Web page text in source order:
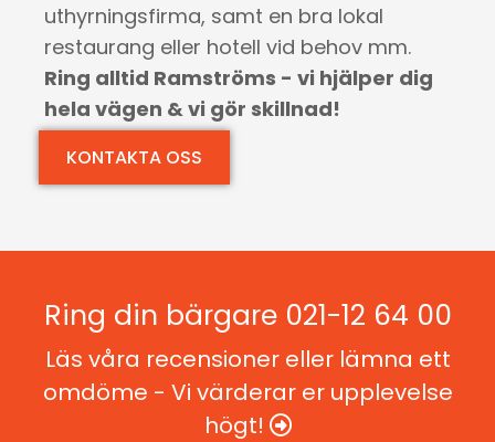
uthyrningsfirma, samt en bra lokal
restaurang eller hotell vid behov mm.
Ring alltid Ramströms - vi hjälper dig
hela vägen & vi gör skillnad!
KONTAKTA OSS
Ring din bärgare 021-12 64 00
Läs våra recensioner eller lämna ett
omdöme - Vi värderar er upplevelse
högt! 